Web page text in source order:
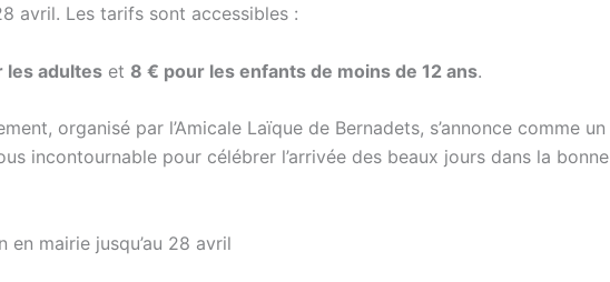
avril. Les tarifs sont accessibles :
les adultes et 8 € pour les enfants de moins de 12 ans.
organisé par l’Amicale Laïque de Bernadets, s’annonce comme un
incontournable pour célébrer l’arrivée des beaux jours dans la bonne
en mairie jusqu’au 28 avril